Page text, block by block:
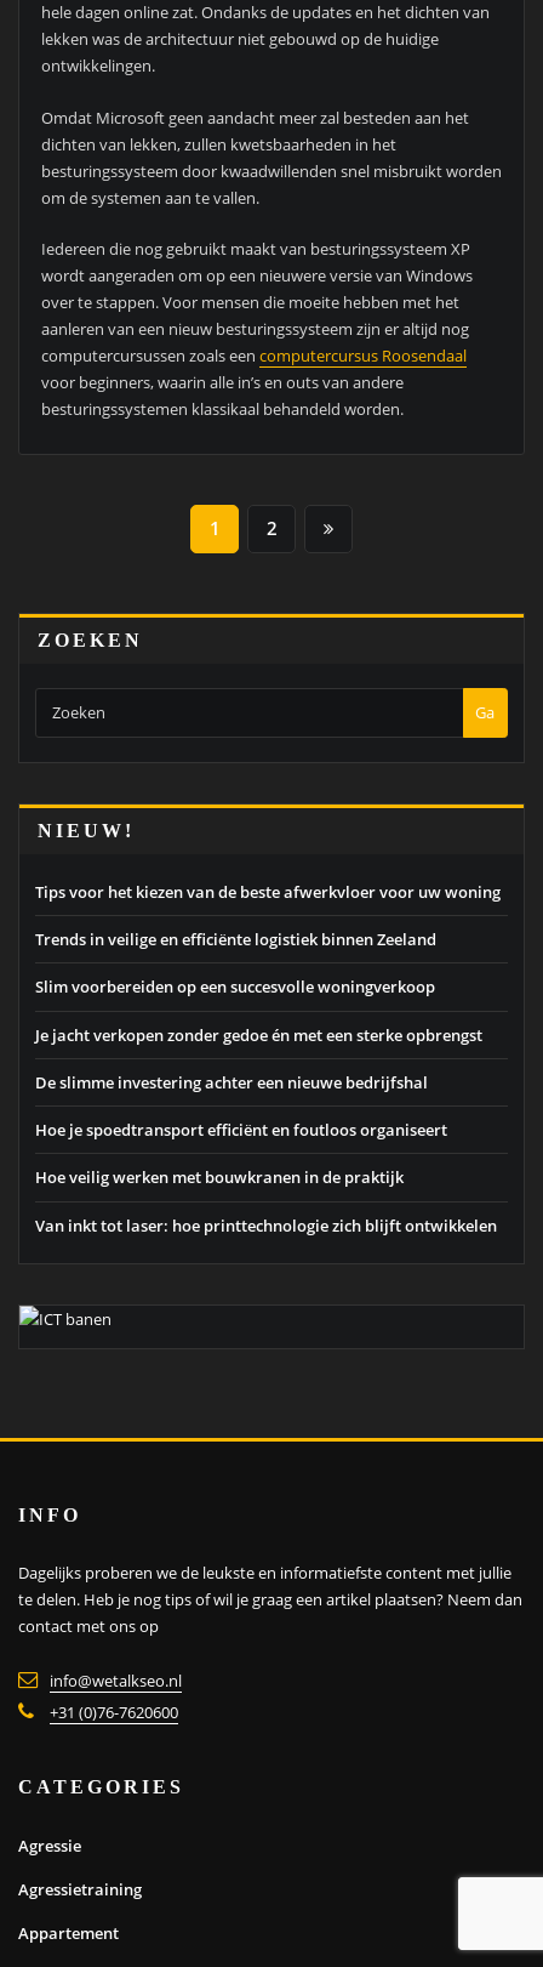
hele dagen online zat. Ondanks de updates en het dichten van
lekken was de architectuur niet gebouwd op de huidige
ontwikkelingen.
Omdat Microsoft geen aandacht meer zal besteden aan het
dichten van lekken, zullen kwetsbaarheden in het
besturingssysteem door kwaadwillenden snel misbruikt worden
om de systemen aan te vallen.
Iedereen die nog gebruikt maakt van besturingssysteem XP
wordt aangeraden om op een nieuwere versie van Windows
over te stappen. Voor mensen die moeite hebben met het
aanleren van een nieuw besturingssysteem zijn er altijd nog
computercursussen zoals een computercursus Roosendaal
voor beginners, waarin alle in’s en outs van andere
besturingssystemen klassikaal behandeld worden.
BERICHTEN
1 2
ZOEKEN
Ga
NIEUW!
Tips voor het kiezen van de beste afwerkvloer voor uw woning
Trends in veilige en efficiënte logistiek binnen Zeeland
Slim voorbereiden op een succesvolle woningverkoop
Je jacht verkopen zonder gedoe én met een sterke opbrengst
De slimme investering achter een nieuwe bedrijfshal
Hoe je spoedtransport efficiënt en foutloos organiseert
Hoe veilig werken met bouwkranen in de praktijk
Van inkt tot laser: hoe printtechnologie zich blijft ontwikkelen
INFO
Dagelijks proberen we de leukste en informatiefste content met jullie
te delen. Heb je nog tips of wil je graag een artikel plaatsen? Neem dan
contact met ons op
info@wetalkseo.nl
+31 (0)76-7620600
CATEGORIES
Agressie
Agressietraining
Appartement